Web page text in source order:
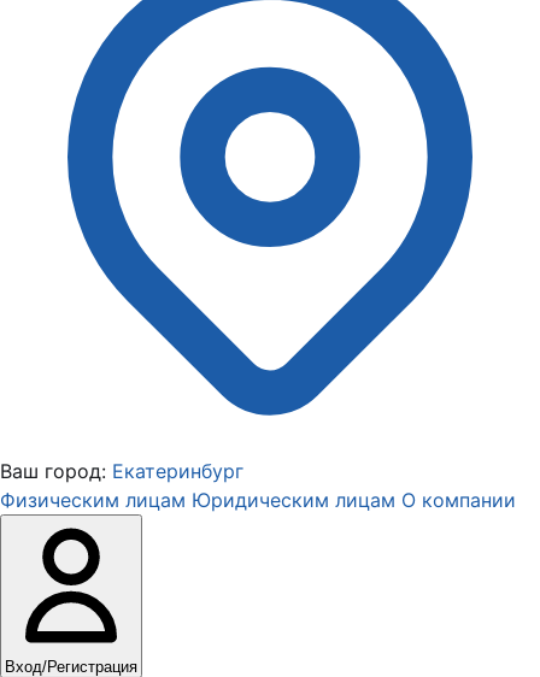
Ваш город: Екатеринбург
Физическим лицам Юридическим лицам О компании
Вход/Регистрация